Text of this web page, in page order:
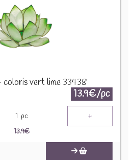
vert lime 33438
13.9€/pc
1 pc +
13.9€